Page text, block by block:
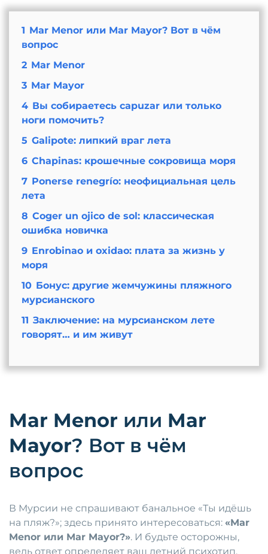
1 Mar Menor или Mar Mayor? Вот в чём
вопрос
2 Mar Menor
3 Mar Mayor
4 Вы собираетесь capuzar или только
ноги помочить?
5 Galipote: липкий враг лета
6 Chapinas: крошечные сокровища моря
7 Ponerse renegrío: неофициальная цель
лета
8 Coger un ojico de sol: классическая
ошибка новичка
9 Enrobinao и oxidao: плата за жизнь у
моря
10 Бонус: другие жемчужины пляжного
мурсианского
11 Заключение: на мурсианском лете
говорят… и им живут
Mar Menor или Mar
Mayor? Вот в чём
вопрос
В Мурсии не спрашивают банальное «Ты идёшь
на пляж?»; здесь принято интересоваться: «Mar
Menor или Mar Mayor?». И будьте осторожны,
ведь ответ определяет ваш летний психотип.